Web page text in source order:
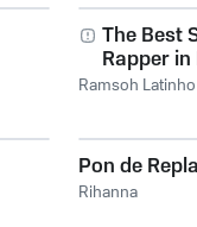
The Best
Rapper in
Ramsoh Latinho
Pon de
Rihanna